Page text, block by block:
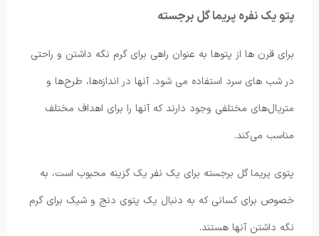
پتو یک نفره پریما گل برجسته
برای قرن ها از پتوها به عنوان راهی برای گرم نگه داشتن و راحتی
در شب های سرد استفاده می شود. آنها در اندازه‌ها، طرح‌ها و
متریال‌های مختلفی وجود دارند که آنها را برای اهداف مختلف
مناسب می‌کند.
پتوی پریما گل برجسته برای یک نفر یک گزینه محبوب است، به
خصوص برای کسانی که به دنبال یک پتوی دنج و شیک برای گرم
نگه داشتن آنها هستند.